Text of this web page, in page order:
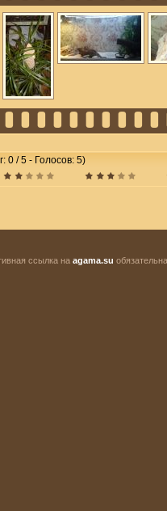
0 / 5 - Голосов: 5)
ссылка на agama.su